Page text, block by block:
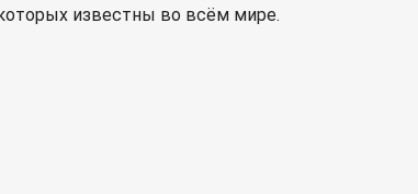
известны во всём мире.